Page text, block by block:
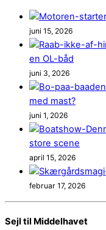
juni 15, 2026
en OL-båd
juni 3, 2026
med mast?
juni 1, 2026
store scene
april 15, 2026
februar 17, 2026
Sejl til Middelhavet